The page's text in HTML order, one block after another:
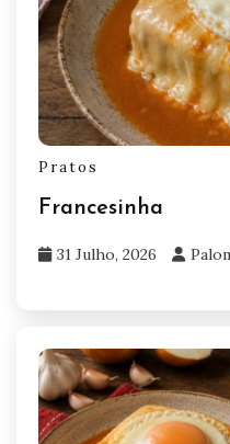
Pratos
Francesinha
31 Julho, 2026